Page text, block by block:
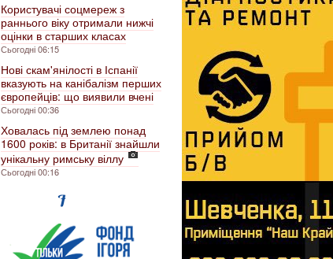
Користувачі соцмереж з
раннього віку отримали нижчі
оцінки в старших класах
Сьогодні 06:15
Нові скам'янілості в Іспанії
вказують на канібалізм перших
європейців: що виявили вчені
Сьогодні 00:36
Ховалась під землею понад
1600 років: в Британії знайшли
унікальну римську віллу
Сьогодні 00:16